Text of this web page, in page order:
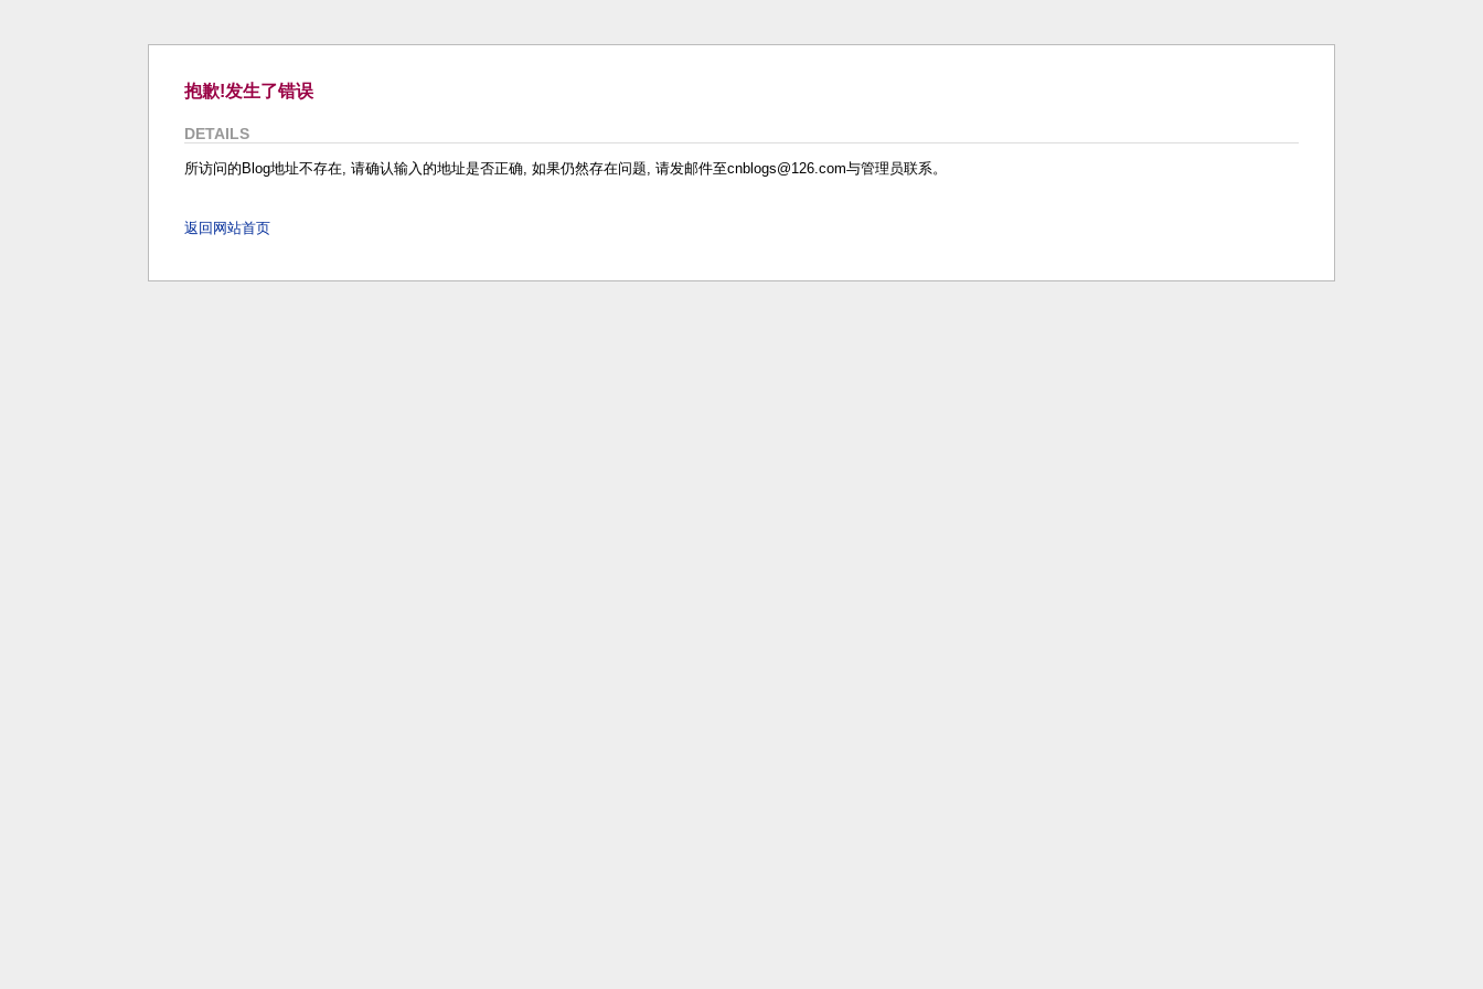
抱歉!发生了错误
DETAILS
所访问的Blog地址不存在, 请确认输入的地址是否正确, 如果仍然存在问题, 请发邮件至cnblogs@126.com与管理员联系。
返回网站首页